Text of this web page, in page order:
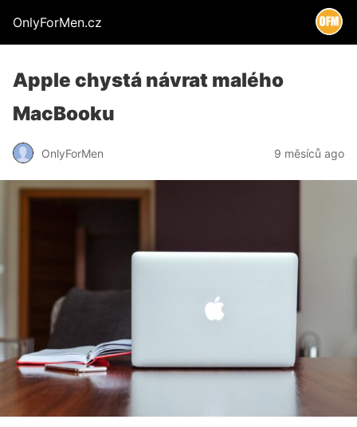
OnlyForMen.cz
Apple chystá návrat malého
MacBooku
OnlyForMen 9 měsíců ago